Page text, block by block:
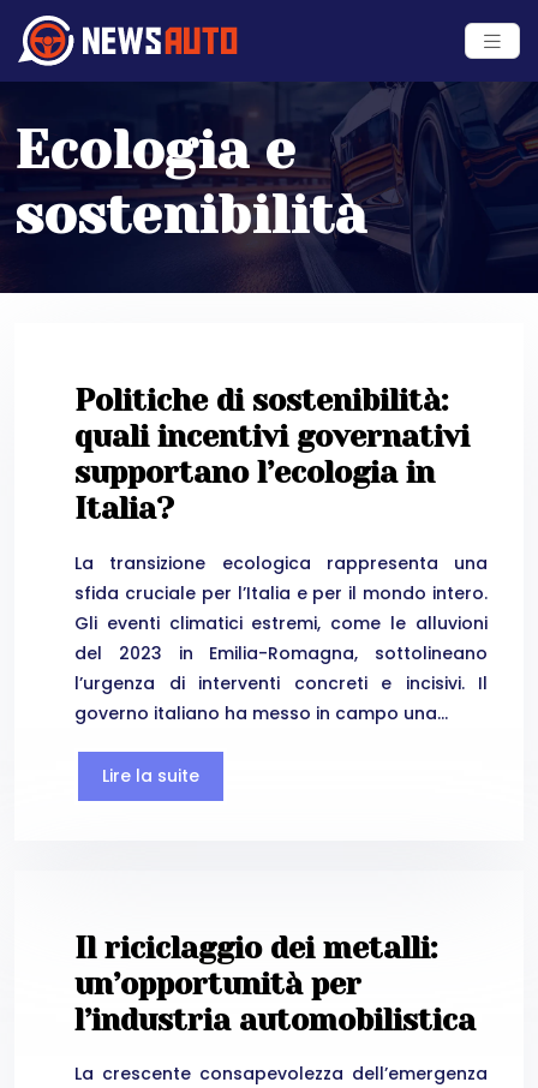
Ecologia e
sostenibilità
Politiche di sostenibilità:
quali incentivi governativi
supportano l’ecologia in
Italia?
La transizione ecologica rappresenta una
sfida cruciale per l’Italia e per il mondo intero.
Gli eventi climatici estremi, come le alluvioni
del 2023 in Emilia-Romagna, sottolineano
l’urgenza di interventi concreti e incisivi. Il
governo italiano ha messo in campo una…
Lire la suite
Il riciclaggio dei metalli:
un’opportunità per
l’industria automobilistica
La crescente consapevolezza dell’emergenza